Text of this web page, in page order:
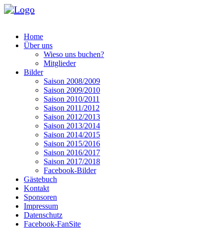
Home
Über uns
Wieso uns buchen?
Mitglieder
Bilder
Saison 2008/2009
Saison 2009/2010
Saison 2010/2011
Saison 2011/2012
Saison 2012/2013
Saison 2013/2014
Saison 2014/2015
Saison 2015/2016
Saison 2016/2017
Saison 2017/2018
Facebook-Bilder
Gästebuch
Kontakt
Sponsoren
Impressum
Datenschutz
Facebook-FanSite